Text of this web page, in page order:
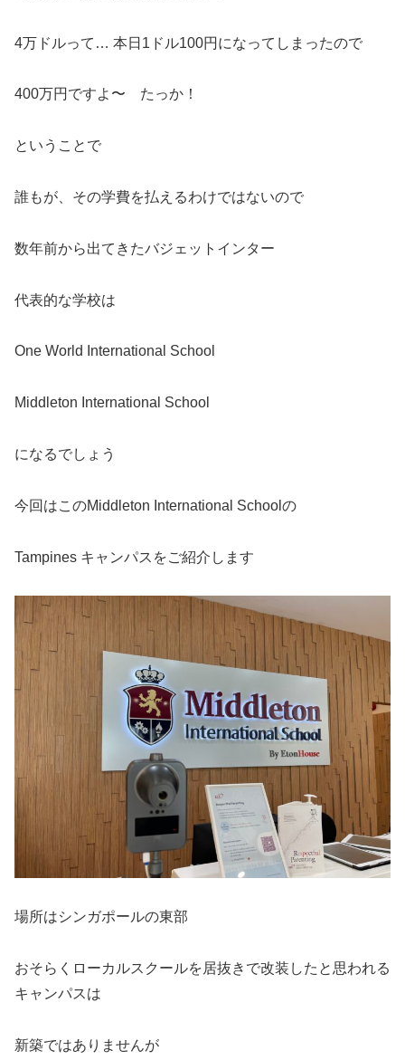
4万ドルって… 本日1ドル100円になってしまったので
400万円ですよ〜 たっか！
ということで
誰もが、その学費を払えるわけではないので
数年前から出てきたバジェットインター
代表的な学校は
One World International School
Middleton International School
になるでしょう
今回はこのMiddleton International Schoolの
Tampines キャンパスをご紹介します
場所はシンガポールの東部
おそらくローカルスクールを居抜きで改装したと思われる
キャンパスは
新築ではありませんが